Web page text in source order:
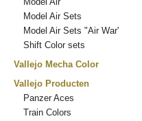
Model Air Sets
Model Air Sets "Air War'
Shift Color sets
Vallejo Mecha Color
Vallejo Producten
Panzer Aces
Train Colors